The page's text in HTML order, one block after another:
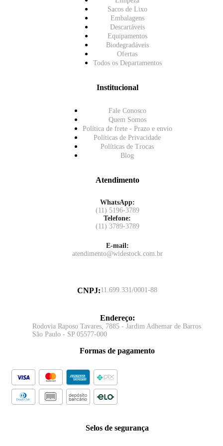
Sacos de Lixo
Embalagens
Descartáveis
Equipamentos
Biodegradáveis
Ofertas
Todos os Departamentos
Institucional
Fale Conosco
Quem Somos
Política de frete - Prazo e envio
Políticas de Privacidade
Políticas de Trocas
Blog
Atendimento
WhatsApp:
(11) 5196-3789
Telefone:
(11) 3789-3789
E-mail:
atendimento@widestock.com.br
CNPJ:11.699.331/0001-88
Endereço:
Rodovia Raposo Tavares, 7885 - Jardim Adhemar de Barros
São Paulo - SP 05577-000
Formas de pagamento
Selos de segurança